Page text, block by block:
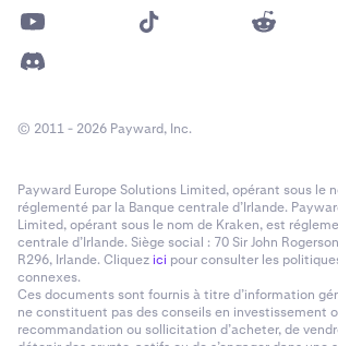
© 2011 - 2026 Payward, Inc.
Payward Europe Solutions Limited, opérant sous le
réglementé par la Banque centrale d’Irlande.
Limited, opérant sous le nom de Kraken, est
centrale d’Irlande. Siège social : 70 Sir John
R296, Irlande. Cliquezici pour consulter les
connexes.
Ces documents sont fournis à titre d’information
ne constituent pas des conseils en investissement
recommandation ou sollicitation d’acheter, de